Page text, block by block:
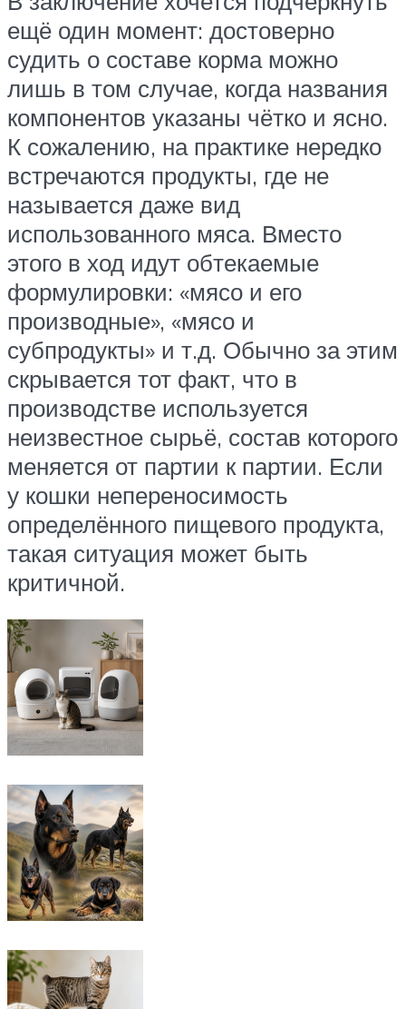
ещё один момент: достоверно
судить о составе корма можно
лишь в том случае, когда названия
компонентов указаны чётко и ясно.
К сожалению, на практике нередко
встречаются продукты, где не
называется даже вид
использованного мяса. Вместо
этого в ход идут обтекаемые
формулировки: «мясо и его
производные», «мясо и
субпродукты» и т.д. Обычно за этим
скрывается тот факт, что в
производстве используется
неизвестное сырьё, состав которого
меняется от партии к партии. Если
у кошки непереносимость
определённого пищевого продукта,
такая ситуация может быть
критичной.